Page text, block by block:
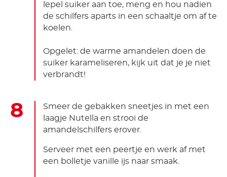
lepel suiker aan toe, meng en hou nadien
de schilfers aparts in een schaaltje om af te
koelen.
Opgelet: de warme amandelen doen de
suiker karameliseren, kijk uit dat je je niet
verbrandt!
Smeer de gebakken sneetjes in met een
laagje Nutella en strooi de
amandelschilfers erover.
Serveer met een peertje en werk af met
een bolletje vanille ijs naar smaak.